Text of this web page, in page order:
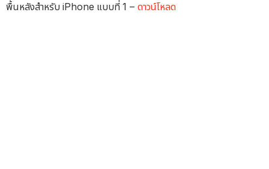
พื้นหลังสำหรับ iPhone แบบที่ 1 – ดาวน์โหลด